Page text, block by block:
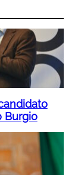
Burgio